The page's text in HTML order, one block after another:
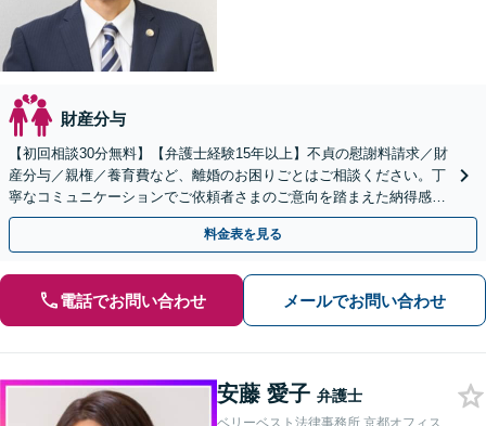
財産分与
【初回相談30分無料】【弁護士経験15年以上】不貞の慰謝料請求／財
産分与／親権／養育費など、離婚のお困りごとはご相談ください。丁
寧なコミュニケーションでご依頼者さまのご意向を踏まえた納得感の
高い解決を目指します【烏丸駅3分】【Web面談可】
料金表を見る
電話でお問い合わせ メールでお問い合わせ
安藤 愛子 弁護士
ベリーベスト法律事務所 京都オフィス